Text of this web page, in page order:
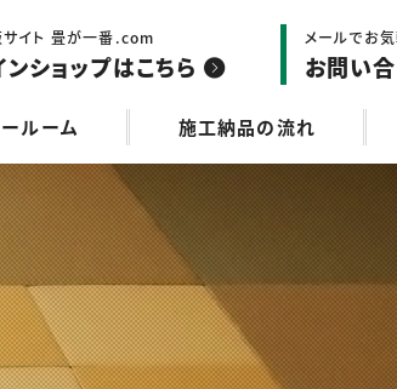
イト 畳が一番.com
ンショップはこちら
メールでお
お問い
ルーム 施工納品の流れ